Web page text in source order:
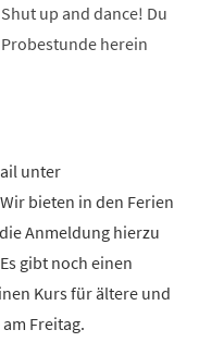
up and dance! Du
herein
unter
bieten in den Ferien
Anmeldung hierzu
gibt noch einen
Kurs für ältere und
Freitag.